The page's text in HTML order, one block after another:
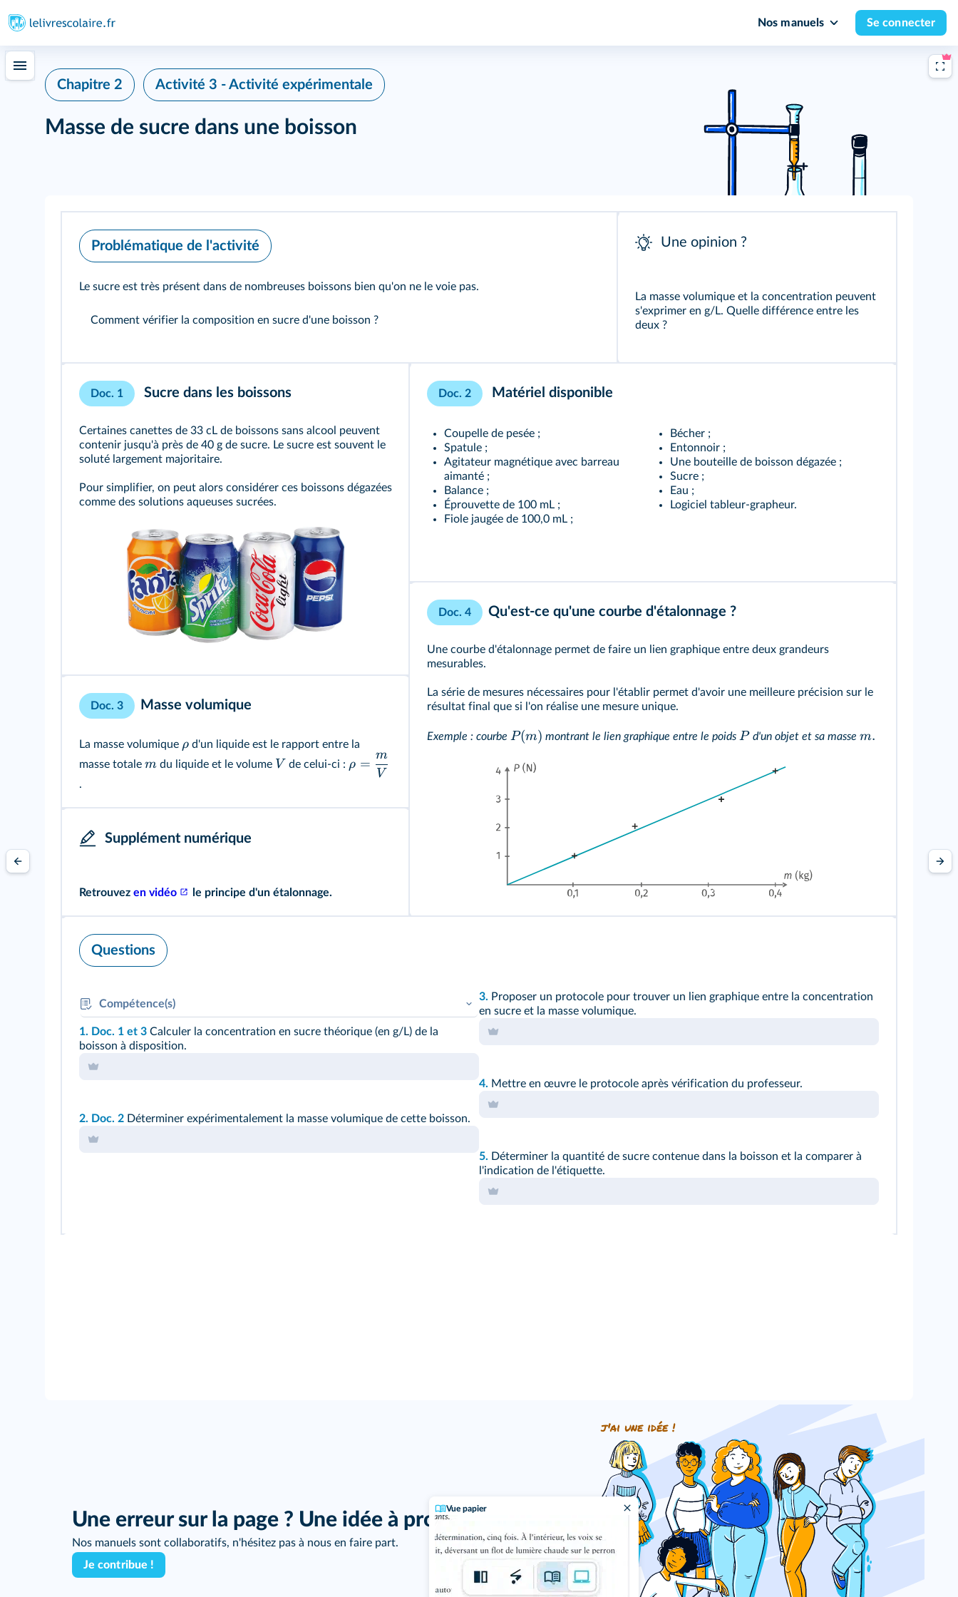
Nos manuels Se connecter
Vue papier
Chapitre 2 Activité 3 - Activité expérimentale
Masse de sucre dans une boisson
Problématique de l'activité
Le sucre est très présent dans de nombreuses boissons bien qu'on ne le voie pas.
Comment vérifier la composition en sucre d'une boisson ?
Une opinion ?
La masse volumique et la concentration peuvent
s'exprimer en g/L. Quelle différence entre les
deux ?
Doc. 1 Sucre dans les boissons
Certaines canettes de 33 cL de boissons sans alcool peuvent
contenir jusqu'à près de 40 g de sucre. Le sucre est souvent le
soluté largement majoritaire.
Pour simplifier, on peut alors considérer ces boissons dégazées
comme des solutions aqueuses sucrées.
Doc. 3 Masse volumique
La masse volumique ρ d'un liquide est le rapport entre la
masse totale m du liquide et le volume V de celui-ci : ρ =
V
m
.
Supplément numérique
Retrouvez en vidéo le principe d'un étalonnage.
Doc. 2 Matériel disponible
Coupelle de pesée ;
Spatule ;
Agitateur magnétique avec barreau
aimanté ;
Balance ;
Éprouvette de 100 mL ;
Fiole jaugée de 100,0 mL ;
Bécher ;
Entonnoir ;
Une bouteille de boisson dégazée ;
Sucre ;
Eau ;
Logiciel tableur-grapheur.
Doc. 4 Qu'est-ce qu'une courbe d'étalonnage ?
Une courbe d'étalonnage permet de faire un lien graphique entre deux grandeurs
mesurables.
La série de mesures nécessaires pour l'établir permet d'avoir une meilleure précision sur le
résultat final que si l'on réalise une mesure unique.
Exemple : courbe P(m) montrant le lien graphique entre le poids Pd'un objet et sa masse m.
Questions
Compétence(s)
REA: Effectuer des mesures
VAL: Appliquer une relation entre grandeurs physiques
1. Doc. 1 et 3 Calculer la concentration en sucre théorique (en g/L) de la
boisson à disposition.
2. Doc. 2 Déterminer expérimentalement la masse volumique de cette boisson.
3. Proposer un protocole pour trouver un lien graphique entre la concentration
en sucre et la masse volumique.
4. Mettre en œuvre le protocole après vérification du professeur.
5. Déterminer la quantité de sucre contenue dans la boisson et la comparer à
l'indication de l'étiquette.
Une erreur sur la page ? Une idée à proposer ?
Nos manuels sont collaboratifs, n'hésitez pas à nous en faire part.
Je contribue !
j'ai une idée !